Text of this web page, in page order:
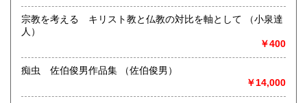
-宗教を考える キリスト教と仏教の対比を軸として （小泉達
人）
￥400
痴虫 佐伯俊男作品集 （佐伯俊男）
￥14,000